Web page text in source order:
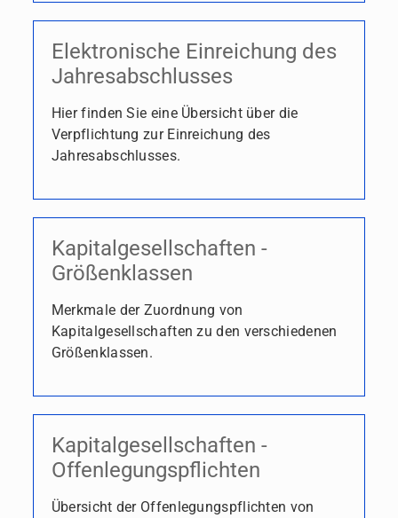
Elektronische Einreichung des
Jahresabschlusses
Hier finden Sie eine Übersicht über die
Verpflichtung zur Einreichung des
Jahresabschlusses.
Kapitalgesellschaften -
Größenklassen
Merkmale der Zuordnung von
Kapitalgesellschaften zu den verschiedenen
Größenklassen.
Kapitalgesellschaften -
Offenlegungspflichten
Übersicht der Offenlegungspflichten von